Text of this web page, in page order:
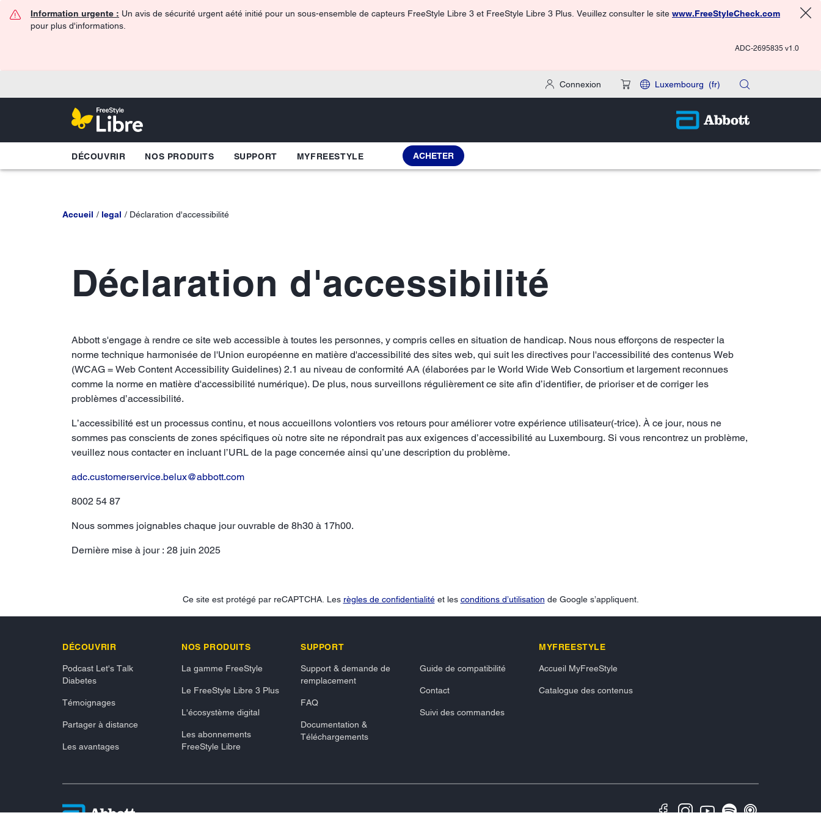
Information urgente : Un avis de sécurité urgent aété initié pour un sous-ensemble de capteurs FreeStyle Libre 3 et FreeStyle Libre 3 Plus. Veuillez consulter le site www.FreeStyleCheck.com
pour plus d'informations.
ADC-2695835 v1.0
Connexion Luxembourg (fr)
DÉCOUVRIR NOS PRODUITS SUPPORT MYFREESTYLE ACHETER
Accueil legal Déclaration d'accessibilité
Déclaration d'accessibilité
Abbott s'engage à rendre ce site web accessible à toutes les personnes, y compris celles en situation de handicap. Nous nous efforçons de respecter la
norme technique harmonisée de l'Union européenne en matière d'accessibilité des sites web, qui suit les directives pour l'accessibilité des contenus Web
(WCAG = Web Content Accessibility Guidelines) 2.1 au niveau de conformité AA (élaborées par le World Wide Web Consortium et largement reconnues
comme la norme en matière d'accessibilité numérique). De plus, nous surveillons régulièrement ce site afin d’identifier, de prioriser et de corriger les
problèmes d’accessibilité.
L’accessibilité est un processus continu, et nous accueillons volontiers vos retours pour améliorer votre expérience utilisateur(-trice). À ce jour, nous ne
sommes pas conscients de zones spécifiques où notre site ne répondrait pas aux exigences d’accessibilité au Luxembourg. Si vous rencontrez un problème,
veuillez nous contacter en incluant l’URL de la page concernée ainsi qu’une description du problème.
adc.customerservice.belux@abbott.com
8002 54 87
Nous sommes joignables chaque jour ouvrable de 8h30 à 17h00.
Dernière mise à jour : 28 juin 2025
Ce site est protégé par reCAPTCHA. Les règles de confidentialitéet les conditions d’utilisation de Google s’appliquent.
DÉCOUVRIR
Podcast Let's Talk
Diabetes
Témoignages
Partager à distance
Les avantages
NOS PRODUITS
La gamme FreeStyle
Le FreeStyle Libre 3 Plus
L'écosystème digital
Les abonnements
FreeStyle Libre
SUPPORT
Support & demande de
remplacement
FAQ
Documentation &
Téléchargements
Guide de compatibilité
Contact
Suivi des commandes
MYFREESTYLE
Accueil MyFreeStyle
Catalogue des contenus